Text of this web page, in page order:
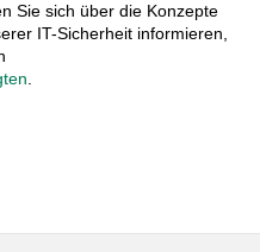
Sie sich über die Konzepte
IT-Sicherheit informieren,
.